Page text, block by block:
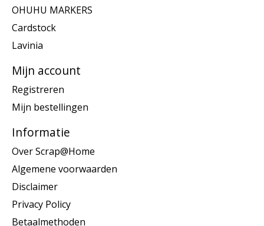
OHUHU MARKERS
Cardstock
Lavinia
Mijn account
Registreren
Mijn bestellingen
Informatie
Over Scrap@Home
Algemene voorwaarden
Disclaimer
Privacy Policy
Betaalmethoden